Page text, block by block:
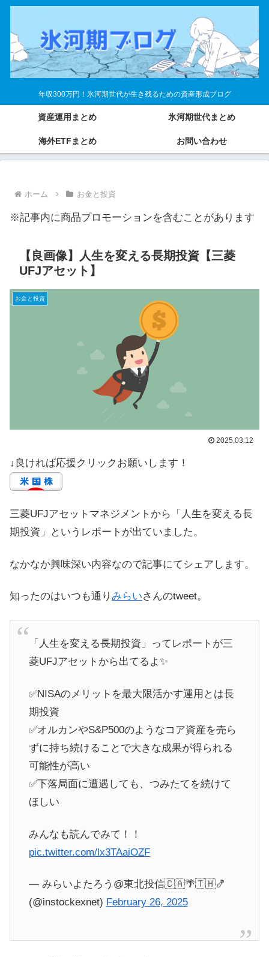
年収300万円！氷河期世代が生き残るための資産形成ブログ
資産運用まとめ 氷河期世代まとめ
海外ETFまとめ お問い合わせ
ホーム お金と投資
※記事内に商品プロモーションを含むことがあります
【良画像】人生を変える長期投資【三菱
UFJアセット】
お金と投資
2025.03.12
↓良ければ応援クリックお願いします！
三菱UFJアセットマネジメントから「人生を変える長
期投資」というレポートが出ていました。
なかなか興味深い内容なので記事にてシェアします。
知ったのはいつも通り みらいさんのtweet。
「人生を変える長期投資」ってレポートが三
菱UFJアセットから出てるよ✨
✅NISAのメリットを最大限活かす運用とは長
期投資
✅オルカンやS&P500のようなコア資産を売ら
ずに持ち続けることで大きな成果が得られる
可能性が高い
✅下落局面に遭遇しても、つみたてを続けて
ほしい
みんなも読んでみて！！
pic.twitter.com/lx3TAaiOZF
— みらいよたろう@東北投信🇨🇦🌴🇹🇭🍤
(@instockexnet) February 26, 2025